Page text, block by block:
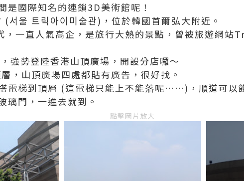
是國際知名的連鎖3D美術館呢！
서울 트릭아이미술관)，位於韓國首爾弘大附近。
一直人氣高企，是旅行大熱的景點，曾被旅遊網站
強勢登陸香港山頂廣場，開設分店囉～
，山頂廣場四處都貼有廣告，很好找。
電梯到頂層 (這電梯只能上不能落呢……)，順道可以
璃門，一進去就到。
點擊圖片放大